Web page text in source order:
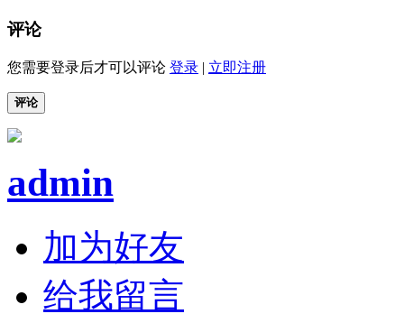
评论
您需要登录后才可以评论 登录 | 立即注册
评论
admin
加为好友
给我留言